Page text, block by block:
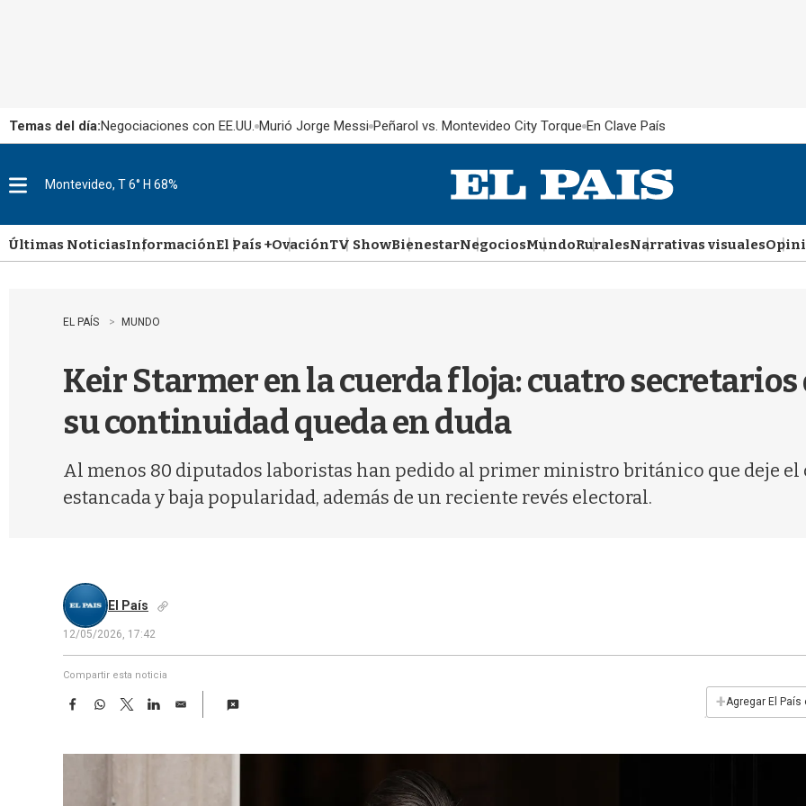
Temas del día:Negociaciones con EE.UU. Murió Jorge Messi Peñarol vs. Montevideo City Torque En Clave País
u
Montevideo, T 6° H 68%
Últimas NoticiasInformaciónEl País +OvaciónTV ShowBienestarNegociosMundoRuralesNarrativas visuales
EL PAÍS MUNDO
Keir Starmer en la cuerda floja: cuatro
su continuidad queda en duda
Al menos 80 diputados laboristas han pedido al primer ministro británico que deje el
estancada y baja popularidad, además de un reciente revés electoral.
El País
12/05/2026, 17:42
Compartir esta noticia
F
e
W
t
T
w
t
L
k
E
i
+Agregar El País